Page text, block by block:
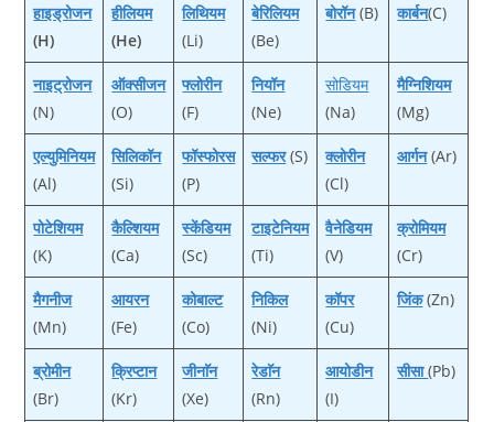
हाइड्रोजन
(H)
हीलियम
(He)
लिथि‍यम
(Li)
बेरिलियम
(Be)
बोरॉन(B) कार्बन(C)
नाइट्रोजन
(N)
ऑक्‍सीजन
(O)
फ्लोरीन
(F)
नियॉन
(Ne)
सोडियम
(Na)
मैग्‍न‍िशियम
(Mg)
एल्‍युमिनियम
(Al)
सिलिकॉन
(Si)
फॉस्‍फोरस
(P)
सल्‍फर(S)
क्‍लोरीन
(Cl)
आर्गन(Ar)
पोटेशियम
(K)
कैल्शियम
(Ca)
स्‍केंडियम
(Sc)
टाइटेनियम
(Ti)
वैनेडियम
(V)
क्रोमियम
(Cr)
मैगनीज
(Mn)
आयरन
(Fe)
कोबाल्‍ट
(Co)
निकिल
(Ni)
कॉपर
(Cu)
जिंक(Zn)
ब्रोमीन
(Br)
क्रिप्‍टान
(Kr)
जीनाॅन
(Xe)
रेडाॅन
(Rn)
आयोडीन
(I)
सीसा(Pb)